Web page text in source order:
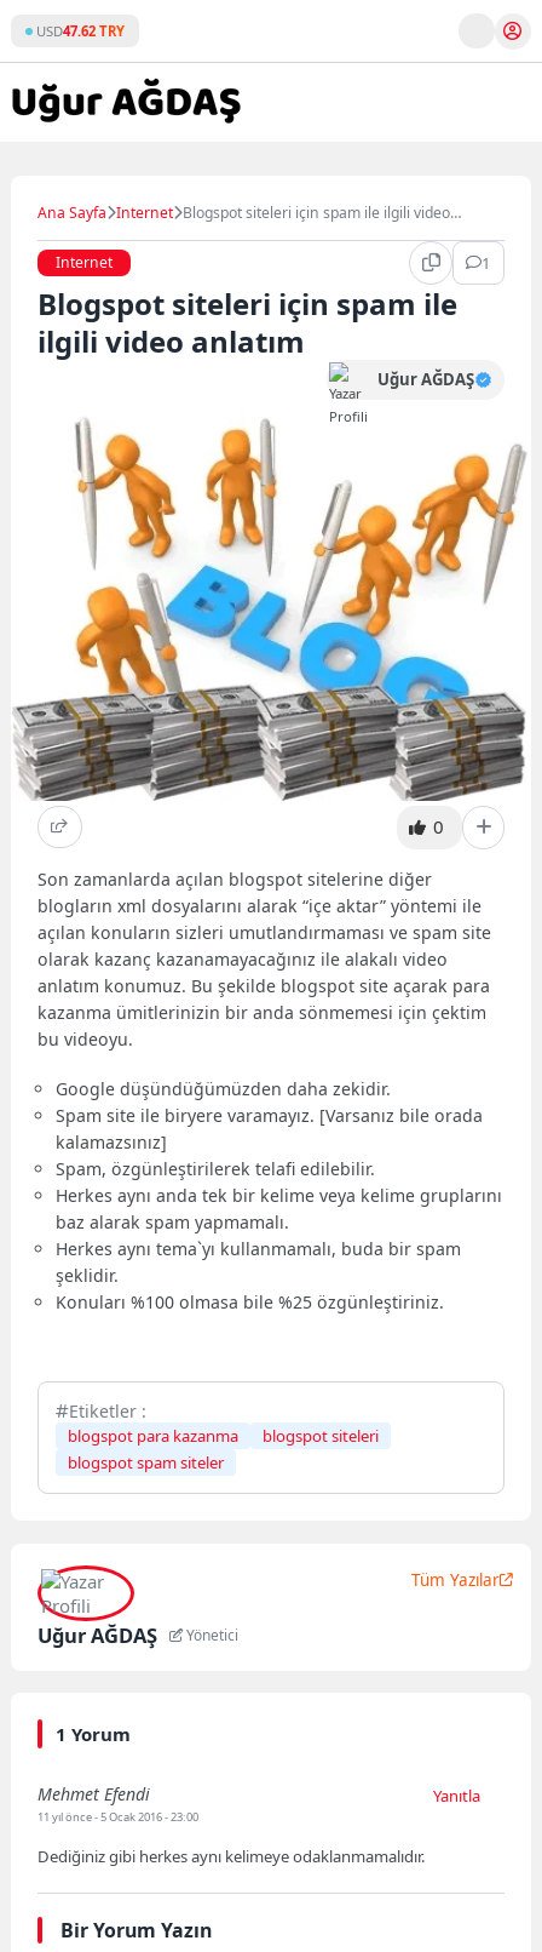
content
USD47.62 TRY
Ana Sayfa Internet Blogspot siteleri için spam ile ilgili video
Internet
1
Blogspot siteleri için spam ile
ilgili video anlatım
Uğur AĞDAŞ
0
Son zamanlarda açılan blogspot sitelerine diğer
blogların xml dosyalarını alarak “içe aktar” yöntemi ile
açılan konuların sizleri umutlandırmaması ve spam site
olarak kazanç kazanamayacağınız ile alakalı video
anlatım konumuz. Bu şekilde blogspot site açarak para
kazanma ümitlerinizin bir anda sönmemesi için çektim
bu videoyu.
Google düşündüğümüzden daha zekidir.
Spam site ile biryere varamayız. [Varsanız bile orada
kalamazsınız]
Spam, özgünleştirilerek telafi edilebilir.
Herkes aynı anda tek bir kelime veya kelime gruplarını
baz alarak spam yapmamalı.
Herkes aynı tema`yı kullanmamalı, buda bir spam
şeklidir.
Konuları %100 olmasa bile %25 özgünleştiriniz.
Etiketler :
blogspot para kazanma
blogspot siteleri
blogspot spam siteler
Uğur AĞDAŞ Yönetici
Tüm Yazılar
1 Yorum
Mehmet Efendi
11 yıl önce- 5 Ocak 2016 - 23:00
Dediğiniz gibi herkes aynı kelimeye odaklanmamalıdır.
Yanıtla
Bir Yorum Yazın